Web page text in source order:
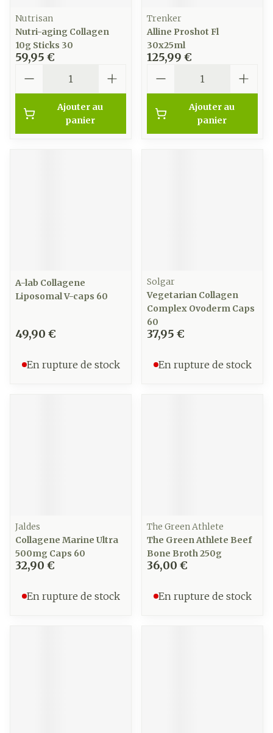
Nutrisan
Nutri-aging Collagen
10g Sticks 30
59,95 €
Ajouter au
panier
Trenker
Alline Proshot Fl
30x25ml
125,99 €
Ajouter au
panier
A-lab Collagene
Liposomal V-caps 60
49,90 €
En rupture de stock
Solgar
Vegetarian Collagen
Complex Ovoderm Caps
60
37,95 €
En rupture de stock
Jaldes
Collagene Marine Ultra
500mg Caps 60
32,90 €
En rupture de stock
The Green Athlete
The Green Athlete Beef
Bone Broth 250g
36,00 €
En rupture de stock